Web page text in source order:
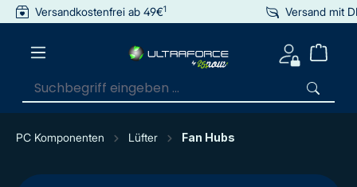
springen
Versandkostenfrei ab 49€1 Versand mit
PC Komponenten Lüfter Fan Hubs